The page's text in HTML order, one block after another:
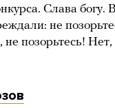
Слава богу.
не
не позорьтесь!